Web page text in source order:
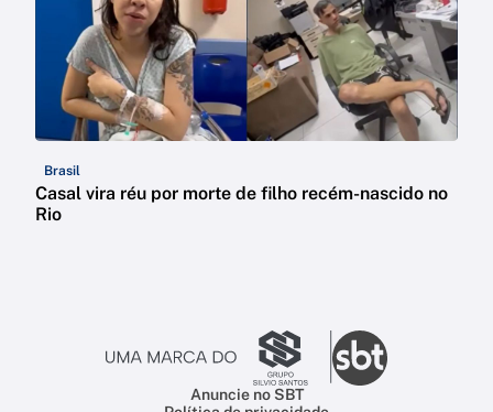
Brasil
Casal vira réu por morte de filho recém-nascido no
Rio
Anuncie no SBT